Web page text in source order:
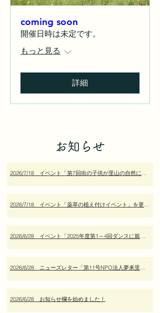
coming soon
開催日時は未定です。
もっと見る
詳細
お知らせ
2026/7/18 イベント「第7回街の子供が里山の自然に親しむ会」を更新しました
2026/7/18 イベント「薬草の植え付けイベント」を更新しました
2026/6/28 イベント「2025年度第1～4回ダンスに親しむ会」を更新しました
2026/6/28 ニューズレター「第11号NPO法人夢来里の風だより」を追加しました
2026/6/28 お知らせ欄を始めました！